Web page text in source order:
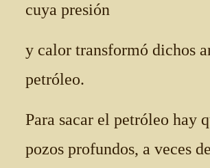
cuya presión
y calor transformó dichos
petróleo.
Para sacar el petróleo hay
pozos profundos, a veces